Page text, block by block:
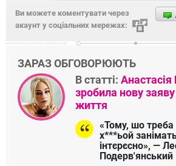
Ви можете коментувати через
акаунт у соціальних мережах:
ЗАРАЗ ОБГОВОРЮЮТЬ
В статті:
зробила нову
життя
«Тому, шо треба
х***ьой
інтєрєсно», —
Подерв'янський